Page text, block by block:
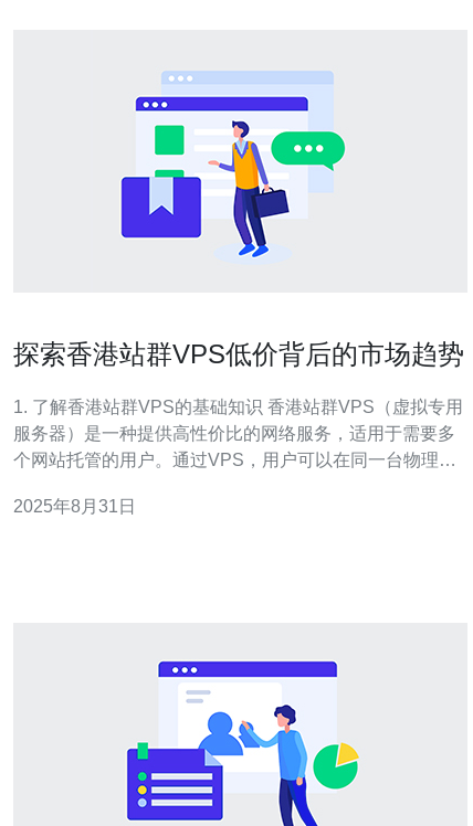
探索香港站群VPS低价背后的市场趋势
1. 了解香港站群VPS的基础知识 香港站群VPS（虚拟专用
服务器）是一种提供高性价比的网络服务，适用于需要多
个网站托管的用户。通过VPS，用户可以在同一台物理服
理。香港地区因其优越的网络速度和稳定性，成为了许多
2025年8月31日